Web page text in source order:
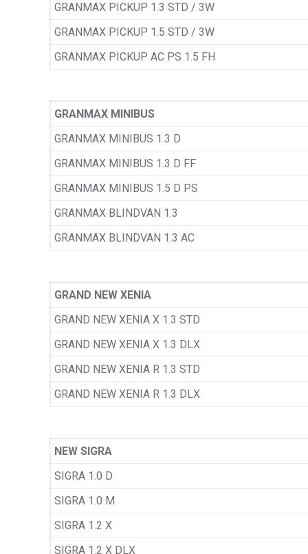
GRANMAX PICKUP 1.3 STD / 3W
GRANMAX PICKUP 1.5 STD / 3W
GRANMAX PICKUP AC PS 1.5 FH
GRANMAX MINIBUS
GRANMAX MINIBUS 1.3 D
GRANMAX MINIBUS 1.3 D FF
GRANMAX MINIBUS 1.5 D PS
GRANMAX BLINDVAN 1.3
GRANMAX BLINDVAN 1.3 AC
GRAND NEW XENIA
GRAND NEW XENIA X 1.3 STD
GRAND NEW XENIA X 1.3 DLX
GRAND NEW XENIA R 1.3 STD
GRAND NEW XENIA R 1.3 DLX
NEW SIGRA
SIGRA 1.0 D
SIGRA 1.0 M
SIGRA 1.2 X
SIGRA 1.2 X DLX